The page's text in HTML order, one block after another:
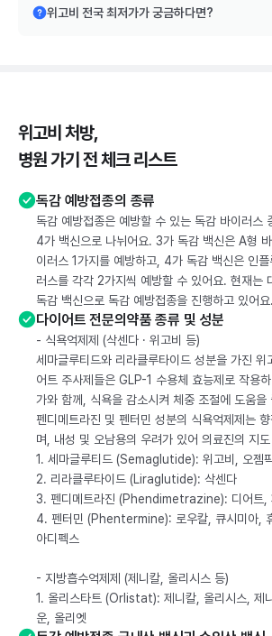
위고비 전국 최저가가 궁금하다면?
위고비 처방,
병원 가기 전 체크 리스트
독감 예방접종의 종류
독감 예방접종은 예방할 수 있는 독감 바이러스
4가 백신으로 나뉘어요. 3가 독감 백신은 A형
이러스 1가지를 예방하고, 4가 독감 백신은 인플
러스를 각각 2가지씩 예방할 수 있어요. 현재는
독감 백신으로 독감 예방접종을 진행하고 있어요.
다이어트 전문의약품 종류 및 성분
- 식욕억제제 (삭센다 · 위고비 등)
세마글루티드와 리라클루타이드 성분을 가진 위
어트 주사제들은 GLP-1 수용체 효능제로 작용
가와 함께, 식욕을 감소시켜 체중 조절에 도움을
펜디메트라진 및 펜터민 성분의 식욕억제제는
며, 내성 및 오남용의 우려가 있어 의료진의 지
1. 세마글루티드 (Semaglutide): 위고비, 오젬픽
2. 리라클루타이드 (Liraglutide): 삭센다
3. 펜디메트라진 (Phendimetrazine): 디어트,
4. 펜터민 (Phentermine): 로우칼, 큐시미아,
아디펙스
- 지방흡수억제제 (제니칼, 올리시스 등)
1. 올리스타트 (Orlistat): 제니칼, 올리시스, 제
운, 올리엣